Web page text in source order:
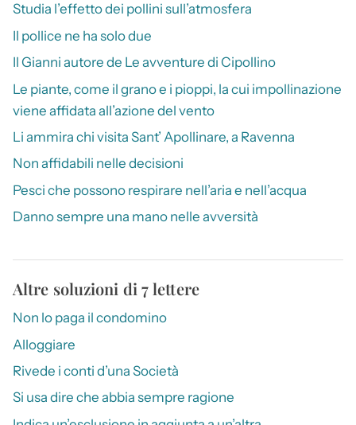
Studia l’effetto dei pollini sull’atmosfera
Il pollice ne ha solo due
Il Gianni autore de Le avventure di Cipollino
Le piante, come il grano e i pioppi, la cui impollinazione
viene affidata all’azione del vento
Li ammira chi visita Sant’ Apollinare, a Ravenna
Non affidabili nelle decisioni
Pesci che possono respirare nell’aria e nell’acqua
Danno sempre una mano nelle avversità
Altre soluzioni di 7 lettere
Non lo paga il condomino
Alloggiare
Rivede i conti d’una Società
Si usa dire che abbia sempre ragione